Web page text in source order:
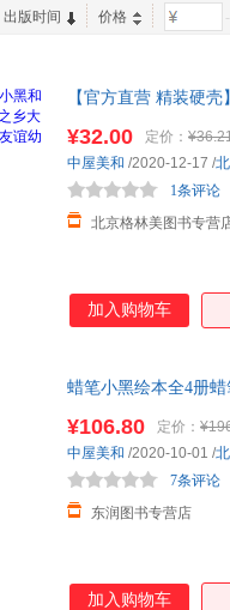
出版时间 价格 -
【官方直营 精装硬
¥32.00 定价：
北京格林美图书专营
1条评论
中屋美和 /2020-12-17 /
加入购物车
蜡笔小黑绘本全4册
¥106.80 定价：
东润图书专营店
7条评论
中屋美和 /2020-10-01 /
加入购物车